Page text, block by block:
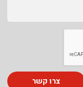
צרו קשר